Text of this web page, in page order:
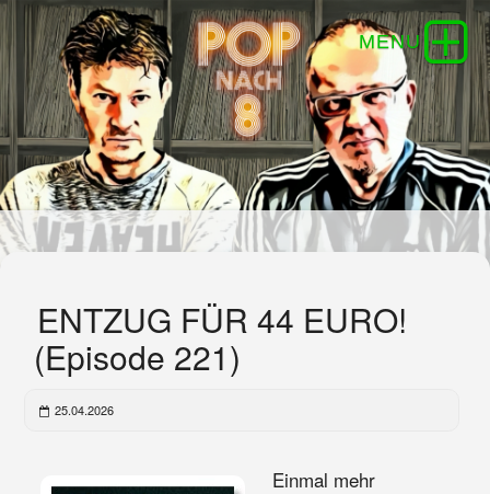
ENTZUG FÜR 44 EURO!
(Episode 221)
25.04.2026
Einmal mehr